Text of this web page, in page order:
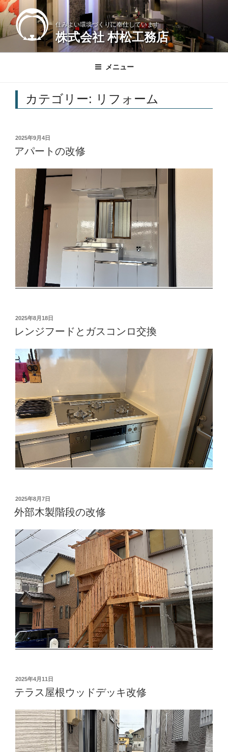
コ
ン
テ
ツ
住みよい環境づくりに奉仕しています
株式会社 村松工務店
メニュー
カテゴリー: リフォーム
投
稿
日:
2025年9月4日
アパートの改修
投
稿
日:
2025年8月18日
レンジフードとガスコンロ交換
投
稿
日:
2025年8月7日
外部木製階段の改修
投
稿
日:
2025年4月11日
テラス屋根ウッドデッキ改修